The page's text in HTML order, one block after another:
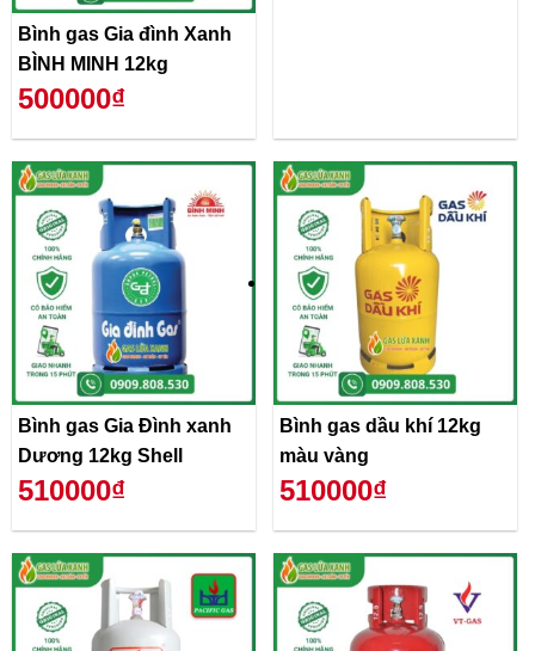
Bình gas Gia đình Xanh
BÌNH MINH 12kg
500000₫
Bình gas Gia Đình xanh
Dương 12kg Shell
510000₫
Bình gas dầu khí 12kg
màu vàng
510000₫